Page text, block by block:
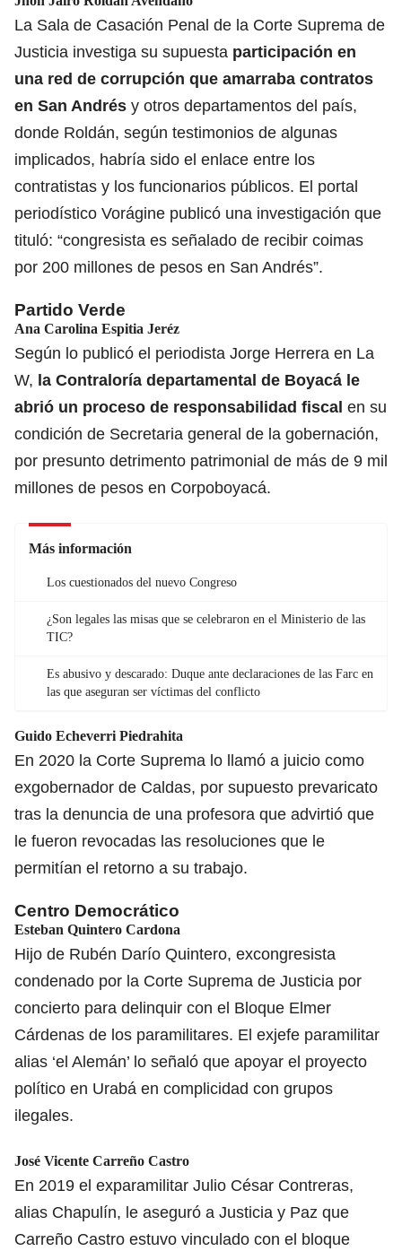
La Sala de Casación Penal de la Corte Suprema de
Justicia investiga su supuesta participación en
una red de corrupción que amarraba contratos
en San Andrés y otros departamentos del país,
donde Roldán, según testimonios de algunas
implicados, habría sido el enlace entre los
contratistas y los funcionarios públicos. El portal
periodístico Vorágine publicó una investigación que
tituló: “congresista es señalado de recibir coimas
por 200 millones de pesos en San Andrés”.
Partido Verde
Ana Carolina Espitia Jeréz
Según lo publicó el periodista Jorge Herrera en La
W, la Contraloría departamental de Boyacá le
abrió un proceso de responsabilidad fiscal en su
condición de Secretaria general de la gobernación,
por presunto detrimento patrimonial de más de 9 mil
millones de pesos en Corpoboyacá.
Más información
Los cuestionados del nuevo Congreso
¿Son legales las misas que se celebraron en el Ministerio de las
TIC?
Es abusivo y descarado: Duque ante declaraciones de las Farc en
las que aseguran ser víctimas del conflicto
Guido Echeverri Piedrahita
En 2020 la Corte Suprema lo llamó a juicio como
exgobernador de Caldas, por supuesto prevaricato
tras la denuncia de una profesora que advirtió que
le fueron revocadas las resoluciones que le
permitían el retorno a su trabajo.
Centro Democrático
Esteban Quintero Cardona
Hijo de Rubén Darío Quintero, excongresista
condenado por la Corte Suprema de Justicia por
concierto para delinquir con el Bloque Elmer
Cárdenas de los paramilitares. El exjefe paramilitar
alias ‘el Alemán’ lo señaló que apoyar el proyecto
político en Urabá en complicidad con grupos
ilegales.
José Vicente Carreño Castro
En 2019 el exparamilitar Julio César Contreras,
alias Chapulín, le aseguró a Justicia y Paz que
Carreño Castro estuvo vinculado con el bloque